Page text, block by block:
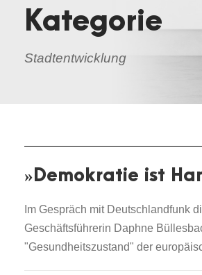
Kategorie
Stadtentwicklung
»Demokratie ist
Im Gespräch mit Deutschlandfunk
Geschäftsführerin Daphne
"Gesundheitszustand" der